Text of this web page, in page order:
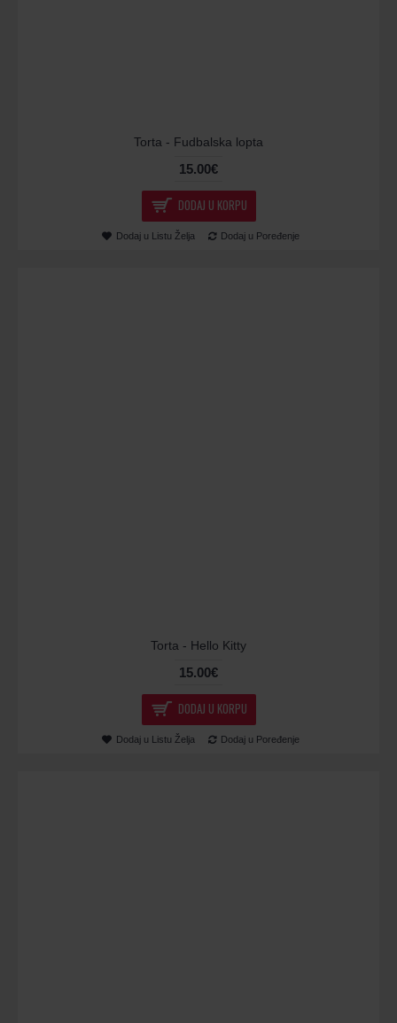
Torta - Fudbalska lopta
15.00€
DODAJ U KORPU
Dodaj u Listu Želja Dodaj u Poređenje
Torta - Hello Kitty
15.00€
DODAJ U KORPU
Dodaj u Listu Želja Dodaj u Poređenje